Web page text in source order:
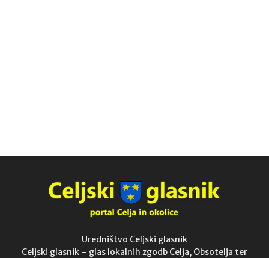
Uredništvo Celjski glasnik
Celjski glasnik – glas lokalnih zgodb Celja, Obsotelja ter